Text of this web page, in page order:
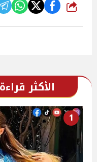
شارك
الأكثر قراءة
1